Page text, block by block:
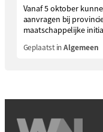
Vanaf 5 oktober
aanvragen bij
maatschappelijke
Geplaatst inAlgemeen